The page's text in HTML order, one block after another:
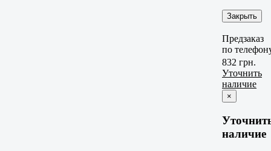
Закрыть
Предзаказ
по
832 грн.
Уточнить
наличие
×
наличие